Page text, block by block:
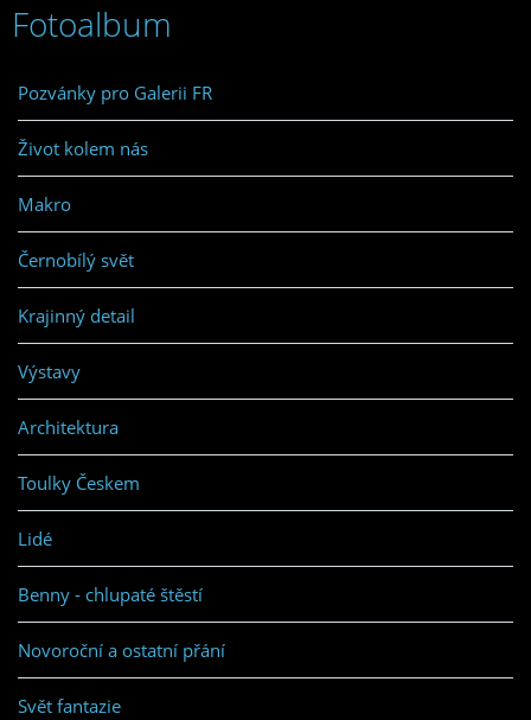
Fotoalbum
Pozvánky pro Galerii FR
Život kolem nás
Makro
Černobílý svět
Krajinný detail
Výstavy
Architektura
Toulky Českem
Lidé
Benny - chlupaté štěstí
Novoroční a ostatní přání
Svět fantazie